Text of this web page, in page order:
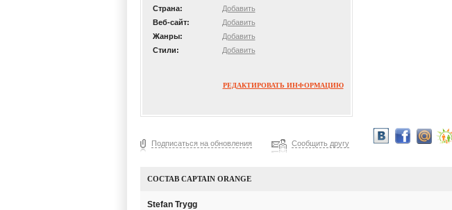
Страна:
Добавить
Веб-сайт:
Добавить
Жанры:
Добавить
Стили:
Добавить
РЕДАКТИРОВАТЬ ИНФОРМАЦИЮ
Подписаться на обновления Сообщить другу
СОСТАВ CAPTAIN ORANGE
Stefan Trygg